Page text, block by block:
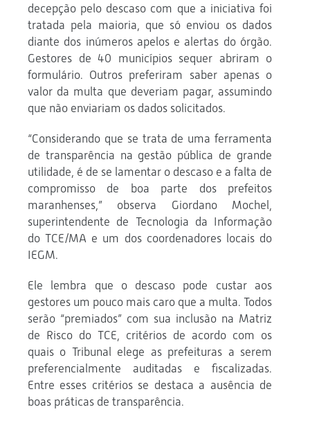
decepção pelo descaso com que a iniciativa foi
tratada pela maioria, que só enviou os dados
diante dos inúmeros apelos e alertas do órgão.
Gestores de 40 municípios sequer abriram o
formulário. Outros preferiram saber apenas o
valor da multa que deveriam pagar, assumindo
que não enviariam os dados solicitados.
“Considerando que se trata de uma ferramenta
de transparência na gestão pública de grande
utilidade, é de se lamentar o descaso e a falta de
compromisso de boa parte dos prefeitos
maranhenses,” observa Giordano Mochel,
superintendente de Tecnologia da Informação
do TCE/MA e um dos coordenadores locais do
IEGM.
Ele lembra que o descaso pode custar aos
gestores um pouco mais caro que a multa. Todos
serão “premiados” com sua inclusão na Matriz
de Risco do TCE, critérios de acordo com os
quais o Tribunal elege as prefeituras a serem
preferencialmente auditadas e fiscalizadas.
Entre esses critérios se destaca a ausência de
boas práticas de transparência.